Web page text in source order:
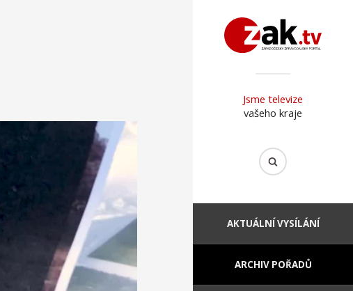
Jsme televize
vašeho kraje
AKTUÁLNÍ VYSÍLÁNÍ
ARCHIV POŘADŮ